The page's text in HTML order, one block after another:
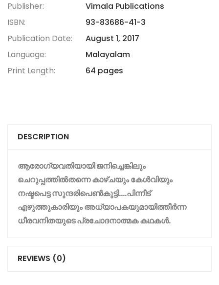
Publisher:
Vimala Publications
ISBN:
93-83686-41-3
Publication Date:
August 1, 2017
Language:
Malayalam
Print Length:
64 pages
DESCRIPTION
ആരോഗ്യവതിയായിജനിച്ചെങ്കിലും
ചെറുപ്പത്തിൽതന്നെകാഴ്ചയുംകേൾവിയും
നഷ്ടപെട്ടസുന്ദരിപെൺകുട്ടി….പിന്നീട്
എഴുത്തുകാരിയുംഅധ്യാപകയുമായിത്തീർന്ന
ധീരവനിതയുടെപ്രചോദനാത്മകകഥകൾ.
REVIEWS (0)